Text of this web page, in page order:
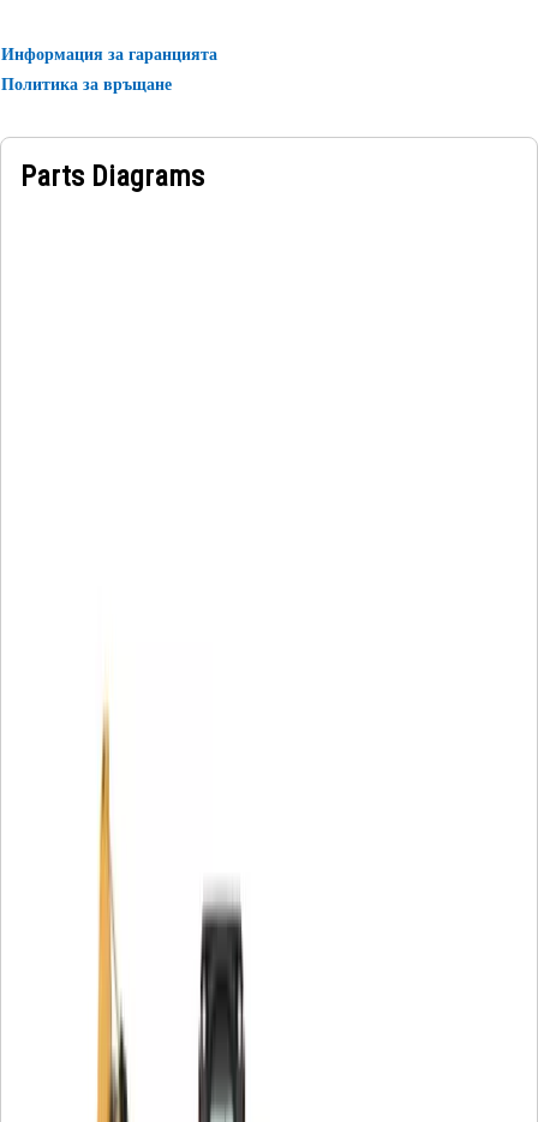
Информация за гаранцията
Политика за връщане
Parts Diagrams